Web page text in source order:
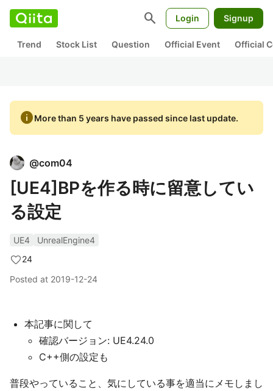
search Login Signup
Trend Stock List Question Official Event Official
infoMore than 5 years have passed since last update.
@com04
[UE4]BPを作る時に留意してい
る設定
UE4
UnrealEngine4
24
Posted at 2019-12-24
本記事に関して
確認バージョン: UE4.24.0
C++側の設定も
普段やっていること、気にしている事を適当にメモしまし